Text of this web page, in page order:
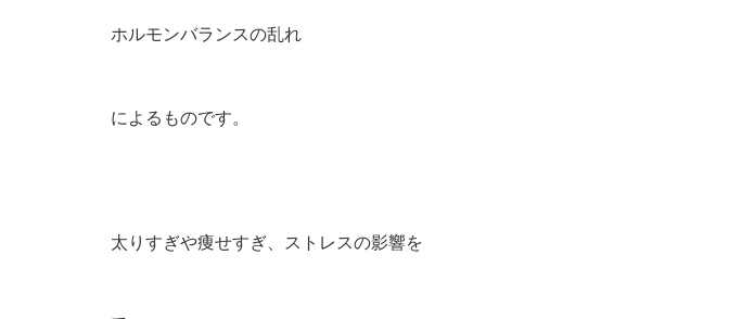
ホルモンバランスの乱れ
によるものです。
太りすぎや痩せすぎ、ストレスの影響を